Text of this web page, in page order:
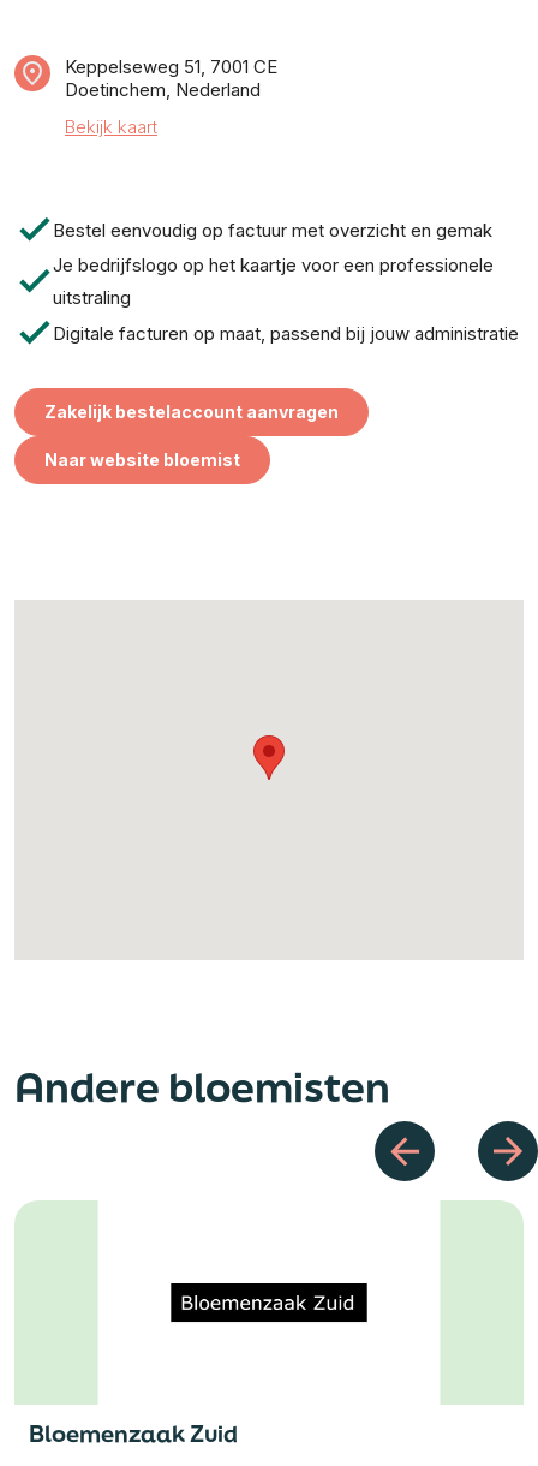
Keppelseweg 51, 7001 CE
Doetinchem, Nederland
Bekijk kaart
checkBestel eenvoudig op factuur met overzicht en gemak
checkJe bedrijfslogo op het kaartje voor een professionele
uitstraling
checkDigitale facturen op maat, passend bij jouw administratie
Zakelijk bestelaccount aanvragen
Naar website bloemist
Andere bloemisten
Bloemenzaak Zuid